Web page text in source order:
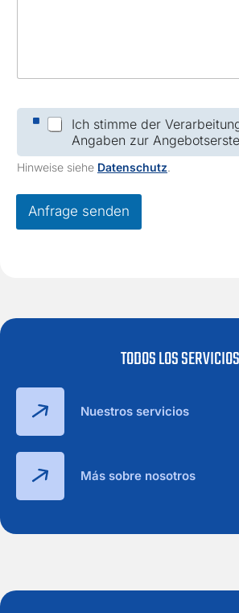
i
a
E
-
C
c
k
b
Ich stimme der
Angaben zur
Hinweise siehe Datenschutz
Anfrage senden
TODOS LOS SERVICIOS
Nuestros servicios
Más sobre nosotros